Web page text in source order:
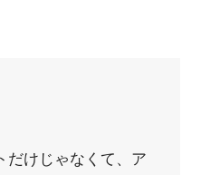
だけじゃなくて、ア